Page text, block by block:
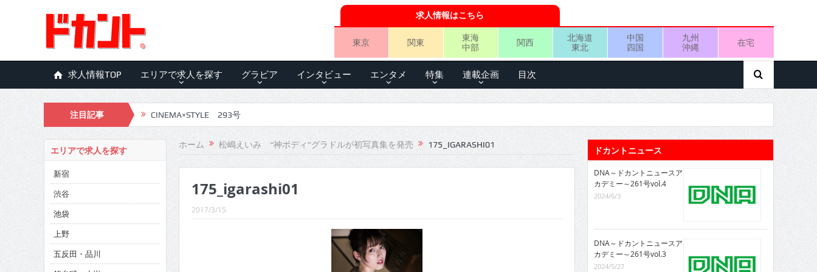
求人情報はこちら
東京 関東
東海
中部
関西
北海道
東北
中国
四国
九州
沖縄
在宅
求人情報TOP エリアで求人を探す グラビア インタビュー エンタメ 特集 連載企画 目次
注目記事 CINEMA×STYLE 293号
CINEMA×STYLE 292号
CINEMA×STYLE 291号
CINEMA×STYLE 290号
CINEMA×STYLE 289号
CINEMA×STYLE 288号
ホーム 松嶋えいみ “神ボディ”グラドルが初写真集を発売 175_IGARASHI01
175_igarashi01
2017/3/15
エリアで求人を探す
新宿
渋谷
池袋
上野
五反田・品川
ドカントニュース
DNA～ドカントニュースア
カデミー～261号vol.4
2024/6/3
DNA～ドカントニュースア
カデミー～261号vol.3
2024/5/27